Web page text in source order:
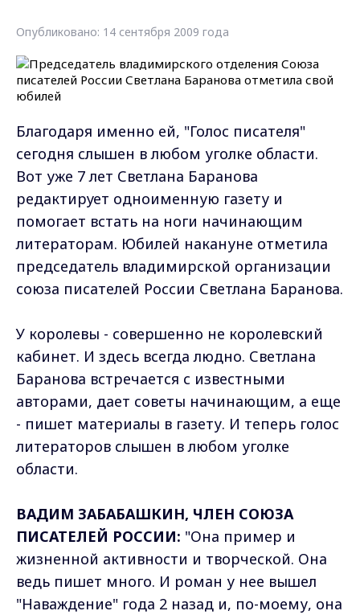
Опубликовано: 14 сентября 2009 года
Благодаря именно ей, "Голос писателя"
сегодня слышен в любом уголке области.
Вот уже 7 лет Светлана Баранова
редактирует одноименную газету и
помогает встать на ноги начинающим
литераторам. Юбилей накануне отметила
председатель владимирской организации
союза писателей России Светлана Баранова.
У королевы - совершенно не королевский
кабинет. И здесь всегда людно. Светлана
Баранова встречается с известными
авторами, дает советы начинающим, а еще
- пишет материалы в газету. И теперь голос
литераторов слышен в любом уголке
области.
ВАДИМ ЗАБАБАШКИН, ЧЛЕН СОЮЗА
ПИСАТЕЛЕЙ РОССИИ: "Она пример и
жизненной активности и творческой. Она
ведь пишет много. И роман у нее вышел
"Наваждение" года 2 назад и, по-моему, она